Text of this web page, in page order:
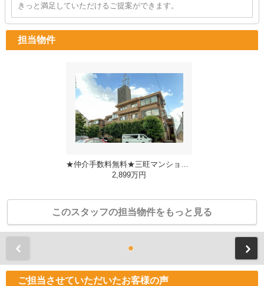
きっと満足していただけるご提案ができます。
担当物件
2,899万円
このスタッフの担当物件をもっと見る
ご担当させていただいたお客様の声